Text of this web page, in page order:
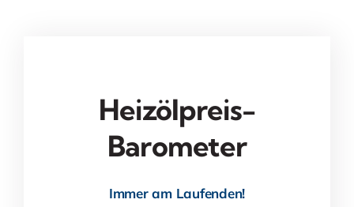
Heizölpreis-
Barometer
Immer am Laufenden!